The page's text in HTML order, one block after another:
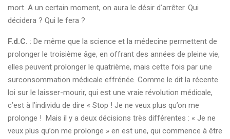
mort. A un certain moment, on aura le désir d’arrêter. Qui
décidera ? Qui le fera ?
F.d.C. : De même que la science et la médecine permettent de
prolonger le troisième âge, en offrant des années de pleine vie,
elles peuvent prolonger le quatrième, mais cette fois par une
surconsommation médicale effrénée. Comme le dit la récente
loi sur le laisser-mourir, qui est une vraie révolution médicale,
c’est à l’individu de dire « Stop ! Je ne veux plus qu’on me
prolonge ! Mais il y a deux décisions très différentes : « Je ne
veux plus qu’on me prolonge » en est une, qui commence à être